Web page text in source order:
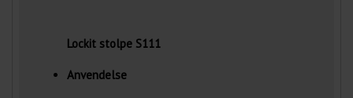
Lockit stolpe S111
Anvendelse